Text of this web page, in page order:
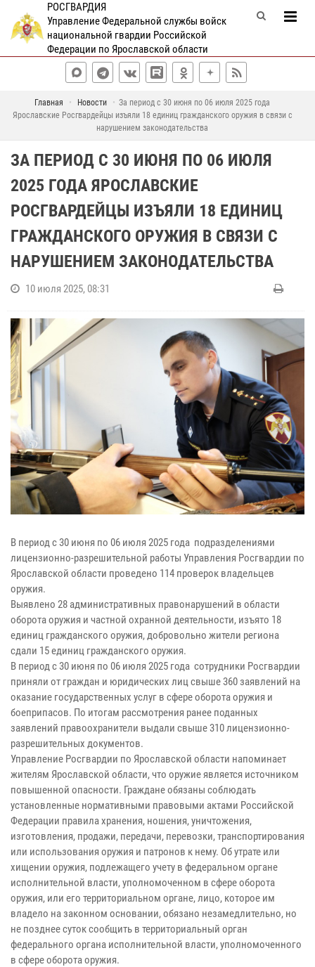
РОСГВАРДИЯ
Управление Федеральной службы войск
национальной гвардии Российской
Федерации по Ярославской области
Главная Новости
За период с 30 июня по 06 июля 2025 года
Ярославские Росгвардейцы изъяли 18 единиц гражданского оружия в связи с
нарушением законодательства
ЗА ПЕРИОД С 30 ИЮНЯ ПО 06 ИЮЛЯ
2025 ГОДА ЯРОСЛАВСКИЕ
РОСГВАРДЕЙЦЫ ИЗЪЯЛИ 18 ЕДИНИЦ
ГРАЖДАНСКОГО ОРУЖИЯ В СВЯЗИ С
НАРУШЕНИЕМ ЗАКОНОДАТЕЛЬСТВА
10 июля 2025, 08:31
В период с 30 июня по 06 июля 2025 года подразделениями
лицензионно-разрешительной работы Управления Росгвардии по
Ярославской области проведено 114 проверок владельцев
оружия.
Выявлено 28 административных правонарушений в области
оборота оружия и частной охранной деятельности, изъято 18
единиц гражданского оружия, добровольно жители региона
сдали 15 единиц гражданского оружия.
В период с 30 июня по 06 июля 2025 года сотрудники Росгвардии
приняли от граждан и юридических лиц свыше 360 заявлений на
оказание государственных услуг в сфере оборота оружия и
боеприпасов. По итогам рассмотрения ранее поданных
заявлений правоохранители выдали свыше 310 лицензионно-
разрешительных документов.
Управление Росгвардии по Ярославской области напоминает
жителям Ярославской области, что оружие является источником
повышенной опасности. Граждане обязаны соблюдать
установленные нормативными правовыми актами Российской
Федерации правила хранения, ношения, уничтожения,
изготовления, продажи, передачи, перевозки, транспортирования
или использования оружия и патронов к нему. Об утрате или
хищении оружия, подлежащего учету в федеральном органе
исполнительной власти, уполномоченном в сфере оборота
оружия, или его территориальном органе, лицо, которое им
владело на законном основании, обязано незамедлительно, но
не позднее суток сообщить в территориальный орган
федерального органа исполнительной власти, уполномоченного
в сфере оборота оружия.